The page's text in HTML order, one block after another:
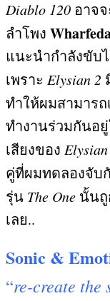
Diablo 120 อาจ
ลำโพง
แนะนำกำลังขับ
เพราะ Elysian 2
ทำให้ผมสามาร
ทำงานร่วมกันอ
เสียงของ
คู่ที่ผมทดลองจับ
รุ่น The One นั้น
เลย..
Sonic &
“re-create the